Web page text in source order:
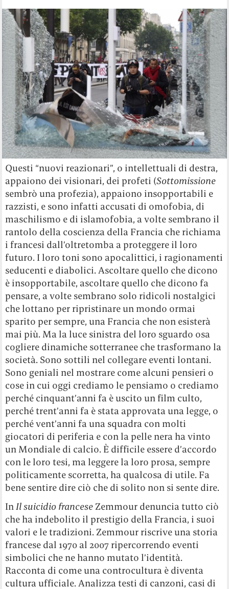
Questi “nuovi reazionari”, o intellettuali di destra,
appaiono dei visionari, dei profeti (Sottomissione
sembrò una profezia), appaiono insopportabili e
razzisti, e sono infatti accusati di omofobia, di
maschilismo e di islamofobia, a volte sembrano il
rantolo della coscienza della Francia che richiama
i francesi dall’oltretomba a proteggere il loro
futuro. I loro toni sono apocalittici, i ragionamenti
seducenti e diabolici. Ascoltare quello che dicono
è insopportabile, ascoltare quello che dicono fa
pensare, a volte sembrano solo ridicoli nostalgici
che lottano per ripristinare un mondo ormai
sparito per sempre, una Francia che non esisterà
mai più. Ma la luce sinistra del loro sguardo osa
cogliere dinamiche sotterranee che trasformano la
società. Sono sottili nel collegare eventi lontani.
Sono geniali nel mostrare come alcuni pensieri o
cose in cui oggi crediamo le pensiamo o crediamo
perché cinquant’anni fa è uscito un film culto,
perché trent’anni fa è stata approvata una legge, o
perché vent’anni fa una squadra con molti
giocatori di periferia e con la pelle nera ha vinto
un Mondiale di calcio. È difficile essere d’accordo
con le loro tesi, ma leggere la loro prosa, sempre
politicamente scorretta, ha qualcosa di utile. Fa
bene sentire dire ciò che di solito non si sente dire.
In Il suicidio francese Zemmour denuncia tutto ciò
che ha indebolito il prestigio della Francia, i suoi
valori e le tradizioni. Zemmour riscrive una storia
francese dal 1970 al 2007 ripercorrendo eventi
simbolici che ne hanno mutato l’identità.
Racconta di come una controcultura è diventa
cultura ufficiale. Analizza testi di canzoni, casi di